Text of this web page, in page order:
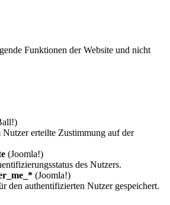
Funktionen der Website und nicht
Nutzer erteilte Zustimmung auf der
(Joomla!)
des Nutzers.
(Joomla!)
den authentifizierten Nutzer gespeichert.